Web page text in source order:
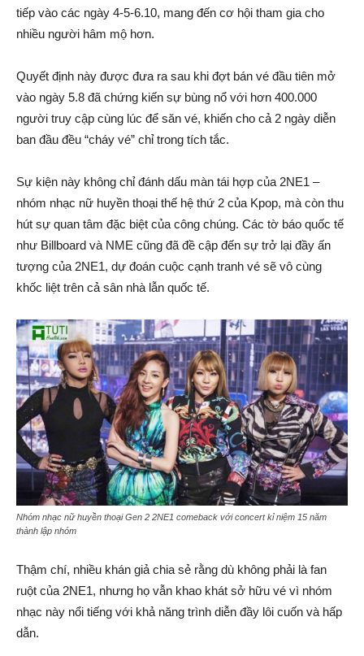
tiếp vào các ngày 4-5-6.10, mang đến cơ hội tham gia cho
nhiều người hâm mộ hơn.
Quyết định này được đưa ra sau khi đợt bán vé đầu tiên mở
vào ngày 5.8 đã chứng kiến sự bùng nổ với hơn 400.000
người truy cập cùng lúc để săn vé, khiến cho cả 2 ngày diễn
ban đầu đều “cháy vé” chỉ trong tích tắc.
Sự kiện này không chỉ đánh dấu màn tái hợp của 2NE1 –
nhóm nhạc nữ huyền thoại thế hệ thứ 2 của Kpop, mà còn thu
hút sự quan tâm đặc biệt của công chúng. Các tờ báo quốc tế
như Billboard và NME cũng đã đề cập đến sự trở lại đầy ấn
tượng của 2NE1, dự đoán cuộc cạnh tranh vé sẽ vô cùng
khốc liệt trên cả sân nhà lẫn quốc tế.
Nhóm nhạc nữ huyền thoại Gen 2 2NE1 comeback với concert kỉ niệm 15 năm
thành lập nhóm
Thậm chí, nhiều khán giả chia sẻ rằng dù không phải là fan
ruột của 2NE1, nhưng họ vẫn khao khát sở hữu vé vì nhóm
nhạc này nổi tiếng với khả năng trình diễn đầy lôi cuốn và hấp
dẫn.